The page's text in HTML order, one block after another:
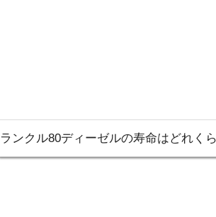
ランクル80ディーゼルの寿命はどれく